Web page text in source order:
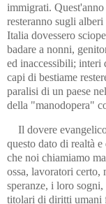
immigrati.
resteranno sugli
Italia dovessero
badare a nonni,
ed inaccessibili; interi
capi di bestiame
paralisi di un paese
della "manodopera"
Il dovere
questo dato di realtà
che noi chiamiamo
ossa, lavoratori certo,
speranze, i loro
titolari di diritti umani